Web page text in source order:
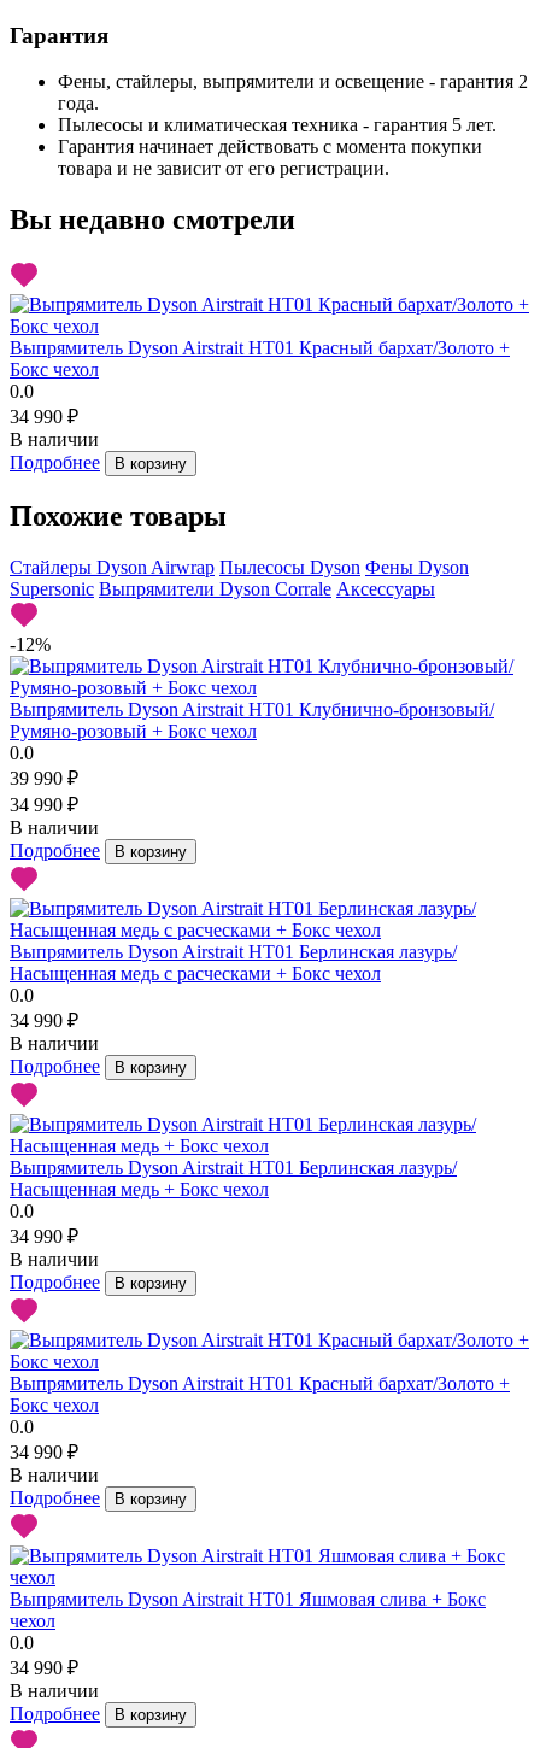
Гарантия
Фены, стайлеры, выпрямители и освещение - гарантия 2
года.
Пылесосы и климатическая техника - гарантия 5 лет.
Гарантия начинает действовать с момента покупки
товара и не зависит от его регистрации.
Вы недавно смотрели
Выпрямитель Dyson Airstrait HT01 Красный бархат/Золото +
Бокс чехол
0.0
34 990 ₽
В наличии
Подробнее
В корзину
Похожие товары
Стайлеры Dyson Airwrap Пылесосы Dyson Фены Dyson
Supersonic Выпрямители Dyson Corrale Аксессуары
-12%
Выпрямитель Dyson Airstrait HT01 Клубнично-бронзовый/
Румяно-розовый + Бокс чехол
0.0
39 990 ₽
34 990 ₽
В наличии
Подробнее
В корзину
Выпрямитель Dyson Airstrait HT01 Берлинская лазурь/
Насыщенная медь с расческами + Бокс чехол
0.0
34 990 ₽
В наличии
Подробнее
В корзину
Выпрямитель Dyson Airstrait HT01 Берлинская лазурь/
Насыщенная медь + Бокс чехол
0.0
34 990 ₽
В наличии
Подробнее
В корзину
Выпрямитель Dyson Airstrait HT01 Красный бархат/Золото +
Бокс чехол
0.0
34 990 ₽
В наличии
Подробнее
В корзину
Выпрямитель Dyson Airstrait HT01 Яшмовая слива + Бокс
чехол
0.0
34 990 ₽
В наличии
Подробнее
В корзину